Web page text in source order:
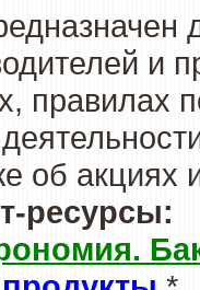
и
правилах
об
ресурсы: